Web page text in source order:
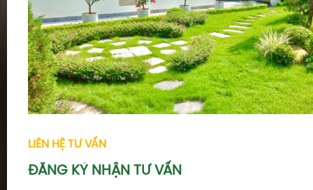
LIÊN HỆ TƯ VẤN
ĐĂNG KÝ NHẬN TƯ VẤN